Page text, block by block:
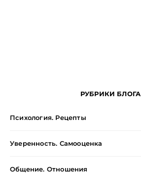
РУБРИКИ БЛОГА
Психология. Рецепты
Уверенность. Самооценка
Общение. Отношения